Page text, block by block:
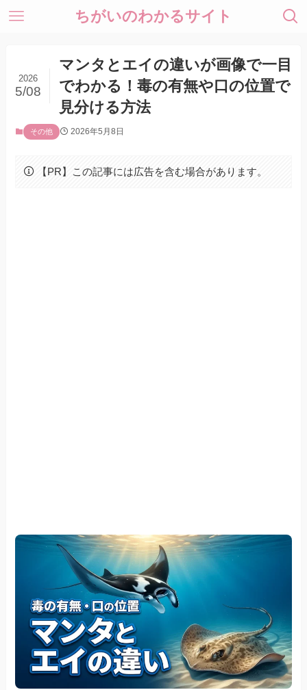
ちがいのわかるサイト
マンタとエイの違いが画像で一目
でわかる！毒の有無や口の位置で
見分ける方法
2026
5/08
その他 2026年5月8日
【PR】この記事には広告を含む場合があります。